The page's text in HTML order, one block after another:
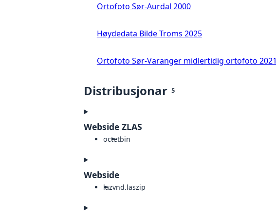
Ortofoto Sør-Aurdal 2000
Høydedata Bilde Troms 2025
Ortofoto Sør-Varanger midlertidig ortofoto 2021
Distribusjonar 5
Webside ZLAS
octetbin
Webside
lazvnd.laszip